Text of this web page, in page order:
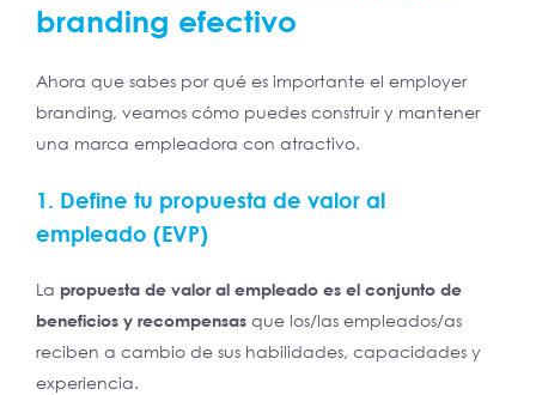
branding efectivo
Ahora que sabes por qué es importante el employer
branding, veamos cómo puedes construir y mantener
una marca empleadora con atractivo.
1. Define tu propuesta de valor al
empleado (EVP)
La propuesta de valor al empleado es el conjunto de
beneficios y recompensas que los/las empleados/as
reciben a cambio de sus habilidades, capacidades y
experiencia.